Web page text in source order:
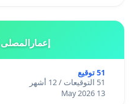
51 توقيع
51 التوقيعات / 12 أشهر
13 May 2026